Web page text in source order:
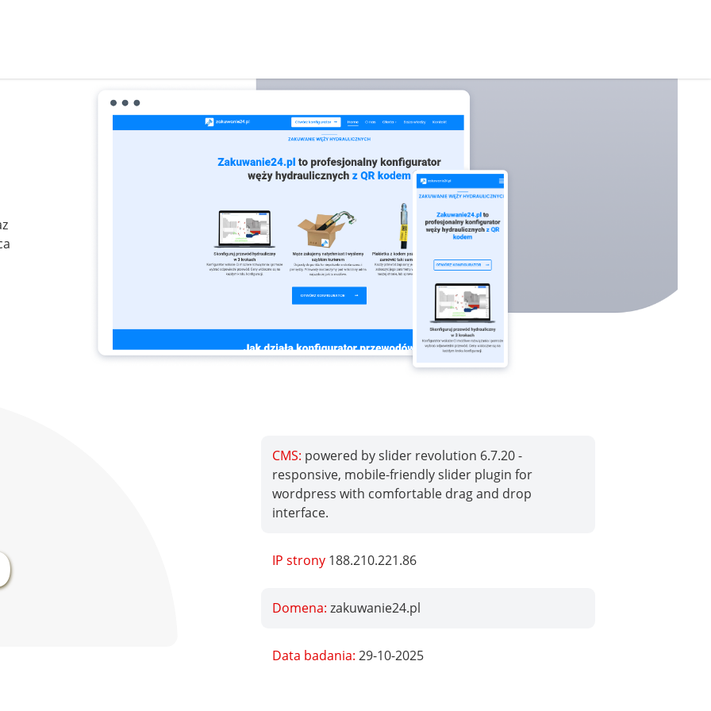
CMS: powered by slider revolution 6.7.20 -
responsive, mobile-friendly slider plugin for
wordpress with comfortable drag and drop
interface.
IP strony 188.210.221.86
Domena: zakuwanie24.pl
Data badania: 29-10-2025